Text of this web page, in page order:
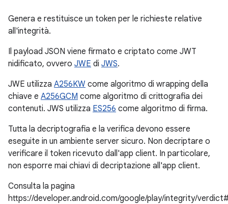
Genera e restituisce un token per le richieste relative
all'integrità.
Il payload JSON viene firmato e criptato come JWT
nidificato, ovvero JWE di JWS.
JWE utilizza A256KW come algoritmo di wrapping della
chiave e A256GCM come algoritmo di crittografia dei
contenuti. JWS utilizza ES256 come algoritmo di firma.
Tutta la decriptografia e la verifica devono essere
eseguite in un ambiente server sicuro. Non decriptare o
verificare il token ricevuto dall'app client. In particolare,
non esporre mai chiavi di decriptazione all'app client.
Consulta la pagina
https://developer.android.com/google/play/integrity/